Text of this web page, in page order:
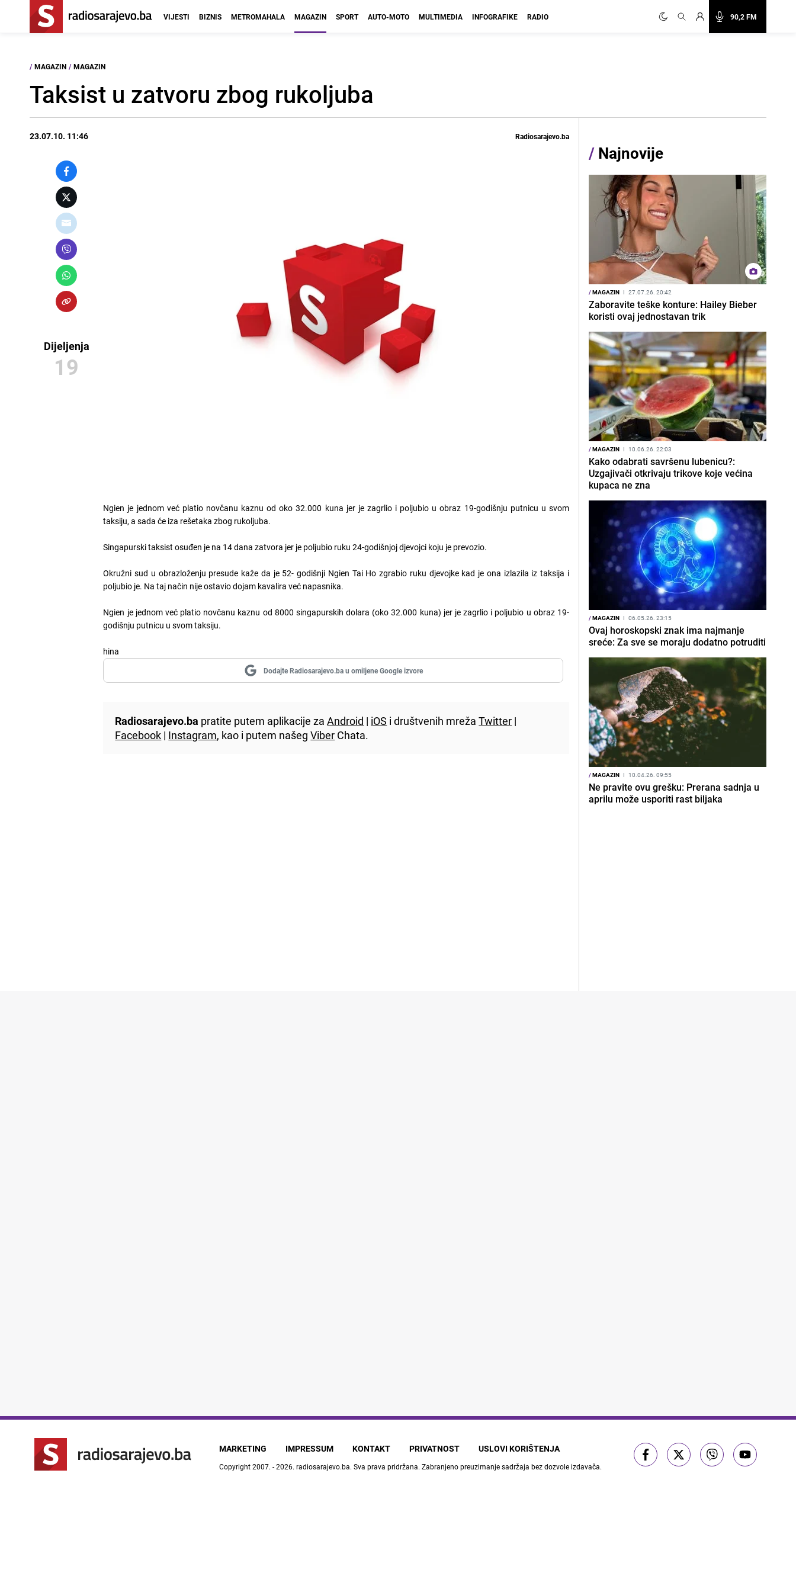
90,2 FM
VIJESTI BIZNIS METROMAHALA MAGAZIN SPORT AUTO-MOTO MULTIMEDIA INFOGRAFIKE RADIO
/ MAGAZIN / MAGAZIN
Taksist u zatvoru zbog rukoljuba
23.07.10. 11:46 Radiosarajevo.ba
Dijeljenja
19
Ngien je jednom već platio novčanu kaznu od oko 32.000 kuna jer je zagrlio i poljubio u obraz 19-godišnju putnicu u svom
taksiju, a sada će iza rešetaka zbog rukoljuba.
Singapurski taksist osuđen je na 14 dana zatvora jer je poljubio ruku 24-godišnjoj djevojci koju je prevozio.
Okružni sud u obrazloženju presude kaže da je 52- godišnji Ngien Tai Ho zgrabio ruku djevojke kad je ona izlazila iz taksija i
poljubio je. Na taj način nije ostavio dojam kavalira već napasnika.
Ngien je jednom već platio novčanu kaznu od 8000 singapurskih dolara (oko 32.000 kuna) jer je zagrlio i poljubio u obraz 19-
godišnju putnicu u svom taksiju.
hina
Dodajte Radiosarajevo.ba u omiljene Google izvore
Radiosarajevo.ba pratite putem aplikacije zaAndroid | iOS i društvenih mrežaTwitter |
Facebook | Instagram, kao i putem našegViber Chata.
/ Najnovije
/MAGAZIN I 27.07.26. 20:42
Zaboravite teške konture: Hailey Bieber
koristi ovaj jednostavan trik
/MAGAZIN I 10.06.26. 22:03
Kako odabrati savršenu lubenicu?:
Uzgajivači otkrivaju trikove koje većina
kupaca ne zna
/MAGAZIN I 06.05.26. 23:15
Ovaj horoskopski znak ima najmanje
sreće: Za sve se moraju dodatno potruditi
/MAGAZIN I 10.04.26. 09:55
Ne pravite ovu grešku: Prerana sadnja u
aprilu može usporiti rast biljaka
MARKETING IMPRESSUM KONTAKT PRIVATNOST USLOVI KORIŠTENJA
Copyright 2007. - 2026. radiosarajevo.ba. Sva prava pridržana. Zabranjeno preuzimanje sadržaja bez dozvole izdavača.